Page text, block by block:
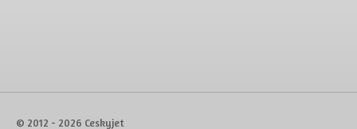
© 2012 - 2026 Ceskyjet